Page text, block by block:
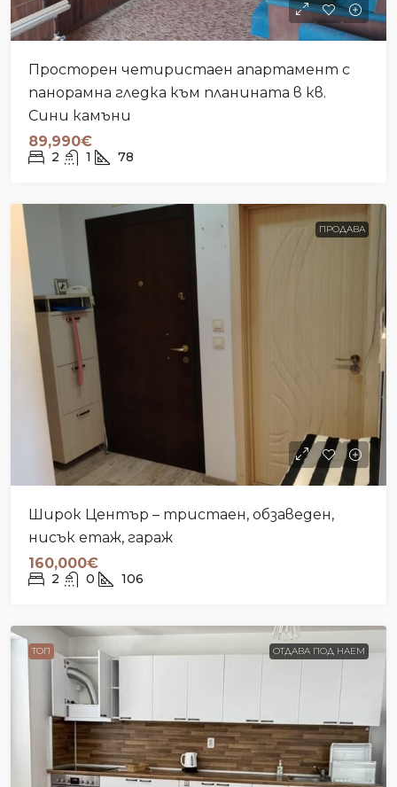
Просторен четиристаен апартамент с
панорамна гледка към планината в кв.
Сини камъни
89,990€
2 1 78
ПРОДАВА
Широк Център – тристаен, обзаведен,
нисък етаж, гараж
160,000€
2 0 106
ТОП ОТДАВА ПОД НАЕМ